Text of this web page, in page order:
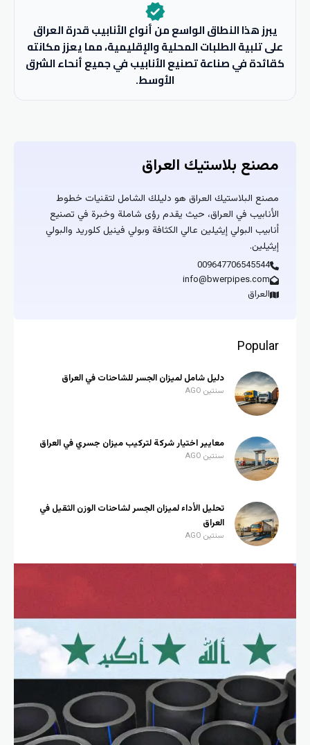
verified
يبرز هذا النطاق الواسع من أنواع الأنابيب قدرة العراق
على تلبية الطلبات المحلية والإقليمية، مما يعزز مكانته
كقائدة في صناعة تصنيع الأنابيب في جميع أنحاء الشرق
الأوسط.
مصنع بلاستيك العراق
مصنع البلاستيك العراق هو دليلك الشامل لتقنيات خطوط
الأنابيب في العراق، حيث يقدم رؤى شاملة وخبرة في تصنيع
أنابيب البولي إيثيلين عالي الكثافة وبولي فينيل كلوريد والبولي
إيثيلين.
009647706545544
info@bwerpipes.com
العراق
Popular
دليل شامل لميزان الجسر للشاحنات في العراق
سنتين AGO
معايير اختيار شركة لتركيب ميزان جسري في العراق
سنتين AGO
تحليل الأداء لميزان الجسر لشاحنات الوزن الثقيل في
العراق
سنتين AGO